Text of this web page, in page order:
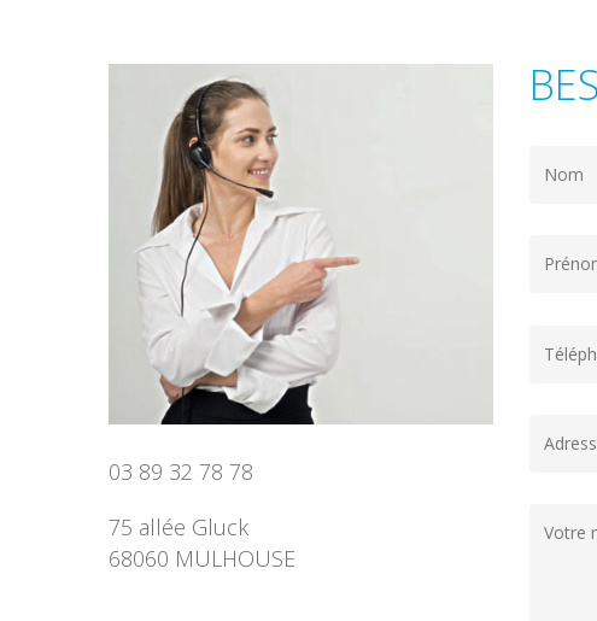
03 89 32 78 78
75 allée Gluck
68060 MULHOUSE